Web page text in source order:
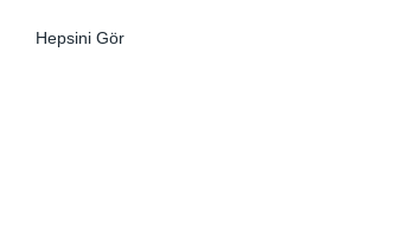
Hepsini Gör